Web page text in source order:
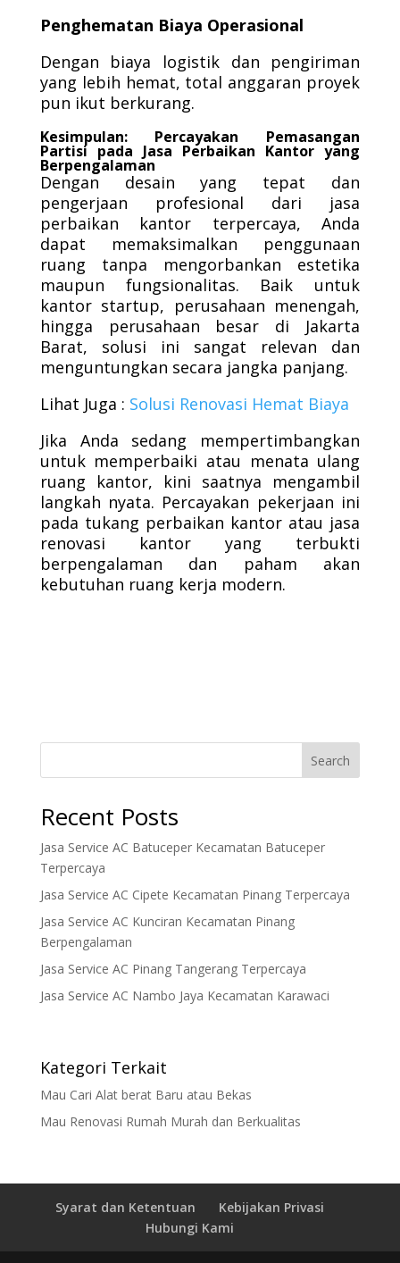
Penghematan Biaya Operasional
Dengan biaya logistik dan pengiriman
yang lebih hemat, total anggaran proyek
pun ikut berkurang.
Kesimpulan: Percayakan Pemasangan
Partisi pada Jasa Perbaikan Kantor yang
Berpengalaman
Dengan desain yang tepat dan
pengerjaan profesional dari jasa
perbaikan kantor terpercaya, Anda
dapat memaksimalkan penggunaan
ruang tanpa mengorbankan estetika
maupun fungsionalitas. Baik untuk
kantor startup, perusahaan menengah,
hingga perusahaan besar di Jakarta
Barat, solusi ini sangat relevan dan
menguntungkan secara jangka panjang.
Lihat Juga : Solusi Renovasi Hemat Biaya
Jika Anda sedang mempertimbangkan
untuk memperbaiki atau menata ulang
ruang kantor, kini saatnya mengambil
langkah nyata. Percayakan pekerjaan ini
pada tukang perbaikan kantor atau jasa
renovasi kantor yang terbukti
berpengalaman dan paham akan
kebutuhan ruang kerja modern.
Search
Recent Posts
Jasa Service AC Batuceper Kecamatan Batuceper
Terpercaya
Jasa Service AC Cipete Kecamatan Pinang Terpercaya
Jasa Service AC Kunciran Kecamatan Pinang
Berpengalaman
Jasa Service AC Pinang Tangerang Terpercaya
Jasa Service AC Nambo Jaya Kecamatan Karawaci
Kategori Terkait
Mau Cari Alat berat Baru atau Bekas
Mau Renovasi Rumah Murah dan Berkualitas
Syarat dan Ketentuan
Kebijakan Privasi
Hubungi Kami